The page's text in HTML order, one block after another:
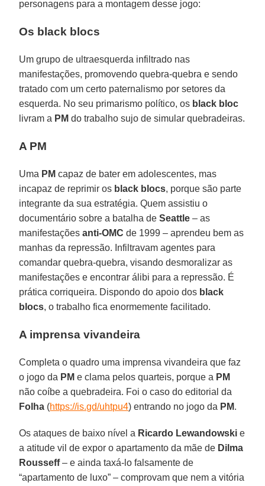
personagens para a montagem desse jogo:
Os black blocs
Um grupo de ultraesquerda infiltrado nas
manifestações, promovendo quebra-quebra e sendo
tratado com um certo paternalismo por setores da
esquerda. No seu primarismo político, os black bloc
livram a PM do trabalho sujo de simular quebradeiras.
A PM
Uma PM capaz de bater em adolescentes, mas
incapaz de reprimir os black blocs, porque são parte
integrante da sua estratégia. Quem assistiu o
documentário sobre a batalha deSeattle – as
manifestaçõesanti-OMC de 1999 – aprendeu bem as
manhas da repressão. Infiltravam agentes para
comandar quebra-quebra, visando desmoralizar as
manifestações e encontrar álibi para a repressão. É
prática corriqueira. Dispondo do apoio dos black
blocs, o trabalho fica enormemente facilitado.
A imprensa vivandeira
Completa o quadro uma imprensa vivandeira que faz
o jogo da PM e clama pelos quarteis, porque a PM
não coíbe a quebradeira. Foi o caso do editorial da
Folha (https://is.gd/uhtpu4) entrando no jogo da PM.
Os ataques de baixo nível a Ricardo Lewandowski e
a atitude vil de expor o apartamento da mãe de Dilma
Rousseff– e ainda taxá-lo falsamente de
“apartamento de luxo” – comprovam que nem a vitória